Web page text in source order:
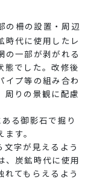
柵の設置・周辺
時代に使用したレ
の一部が剥がれる
態でした。改修後
イプ等の組み合わ
周りの景観に配慮
る御影石で掘り
す。
字が見えるよう
、炭鉱時代に使用
れてもらえるよう